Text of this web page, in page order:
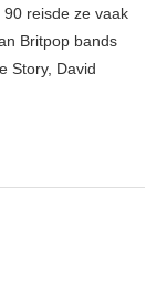
reisde ze vaak
Britpop bands
Story, David